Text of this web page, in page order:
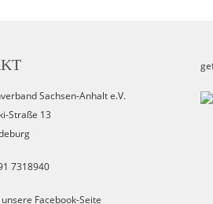
Sachsen-Anhalt e.V.
Straße 13
7318940